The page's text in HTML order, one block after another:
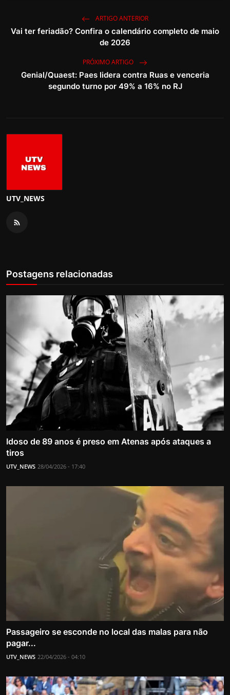
ARTIGO ANTERIOR
Vai ter feriadão? Confira o calendário completo de maio
de 2026
PRÓXIMO ARTIGO
Genial/Quaest: Paes lidera contra Ruas e venceria
segundo turno por 49% a 16% no RJ
UTV_NEWS
Postagens relacionadas
Idoso de 89 anos é preso em Atenas após ataques a
tiros
UTV_NEWS 28/04/2026 - 17:40
Passageiro se esconde no local das malas para não
pagar...
UTV_NEWS 22/04/2026 - 04:10